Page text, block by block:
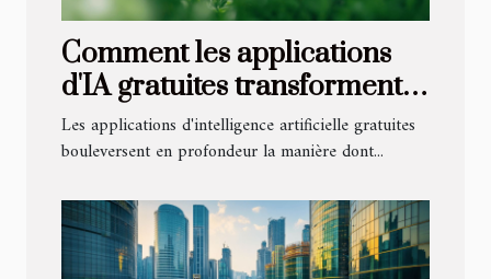
Comment les applications
d'IA gratuites transforment-
elles notre quotidien ?
Les applications d'intelligence artificielle gratuites
bouleversent en profondeur la manière dont...